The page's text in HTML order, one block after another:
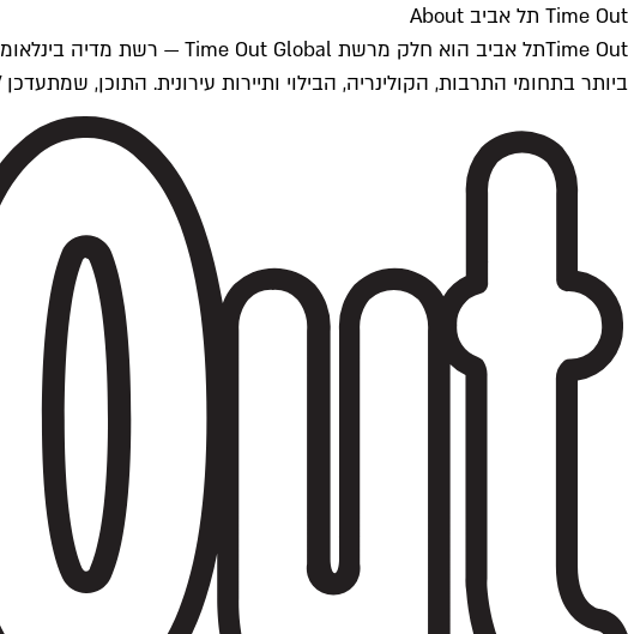
Time Out תל אביב About
ביותר בתחומי התרבות, הקולינריה, הבילוי ותיירות עירונית. התוכן, שמתעדכן 24/7, נכתב ונערך על ידי צוות עיתונאים מקצועי מקומי בישראל, בהתאם לסטנדרטים של Time Out העולמית.